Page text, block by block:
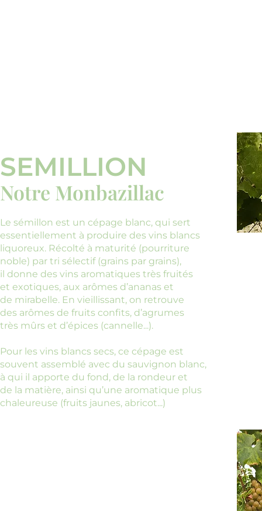
SEMILLION
Notre Monbazillac
Le sémillon est un cépage blanc, qui sert
essentiellement à produire des vins blancs
liquoreux. Récolté à maturité (pourriture
noble) par tri sélectif (grains par grains),
il donne des vins aromatiques très fruités
et exotiques, aux arômes d’ananas et
de mirabelle. En vieillissant, on retrouve
des arômes de fruits confits, d’agrumes
très mûrs et d’épices (cannelle...).
Pour les vins blancs secs, ce cépage est
souvent assemblé avec du sauvignon blanc,
à qui il apporte du fond, de la rondeur et
de la matière, ainsi qu’une aromatique plus
chaleureuse (fruits jaunes, abricot...)